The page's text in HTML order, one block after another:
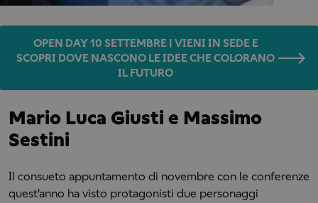
OPEN DAY 10 SETTEMBRE | VIENI IN SEDE E
SCOPRI DOVE NASCONO LE IDEE CHE COLORANO
IL FUTURO
Mario Luca Giusti e Massimo
Sestini
Il consueto appuntamento di novembre con le conferenze
quest'anno ha visto protagonisti due personaggi